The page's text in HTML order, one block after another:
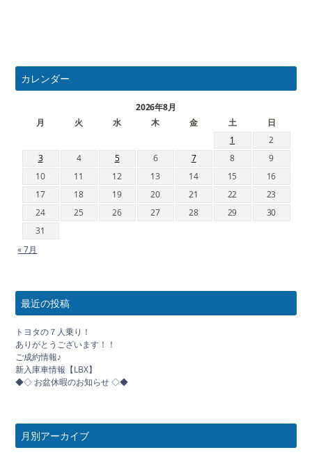
カレンダー
2026年8月
月
火 水 木 金 土
日
1
2
3
4 5 6 7 8
9
10
11 12 13 14 15
16
17
18 19 20 21 22
23
24
25 26 27 28 29
30
31
« 7月
最近の投稿
トヨタの７人乗り！
ありがとうございます！！
ご成約情報♪
新入庫車情報【LBX】
◆◇ お盆休暇のお知らせ ◇◆
月別アーカイブ